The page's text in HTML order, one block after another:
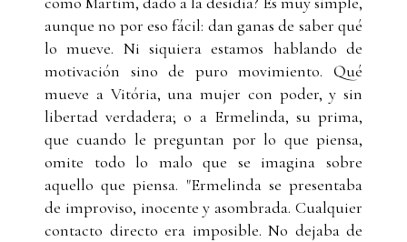
aunque no por eso fácil: dan ganas de saber qué
lo mueve. Ni siquiera estamos hablando de
motivación sino de puro movimiento. Qué
mueve a Vitória, una mujer con poder, y sin
libertad verdadera; o a Ermelinda, su prima,
que cuando le preguntan por lo que piensa,
omite todo lo malo que se imagina sobre
aquello que piensa. "Ermelinda se presentaba
de improviso, inocente y asombrada. Cualquier
contacto directo era imposible. No dejaba de